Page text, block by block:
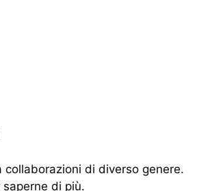
collaborazioni di diverso genere.
saperne di più.